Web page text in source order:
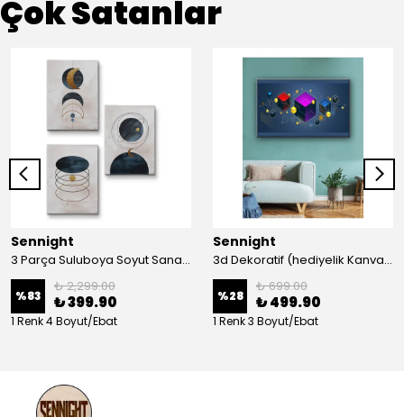
Çok Satanlar
Sennight
3 Parça Suluboya Soyut Sanat Koleksiyonu Dekoratif Kanvas Tablo
%83
₺ 2,299.00
₺ 399.90
1 Renk 4 Boyut/Ebat
Sennight
3d Dekoratif (hediyelik Kanvas Tablo)
%28
₺ 699.00
₺ 499.90
1 Renk 3 Boyut/Ebat